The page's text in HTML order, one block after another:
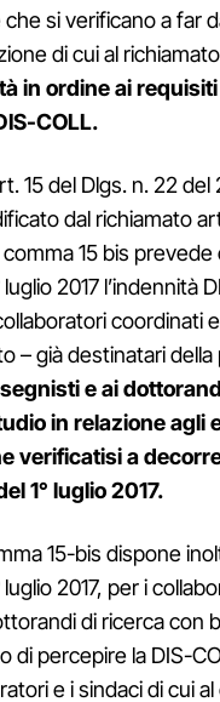
si verificano a far
di cui al
in ordine ai
COLL.
15 del Dlgs. n. 22 del
dal richiamato
comma 15 bis prevede
2017 l’indennità
coordinati
– già destinatari
e ai
in relazione agli
verificatisi a
1° luglio 2017.
15-bis dispone
2017, per i
di ricerca con
di percepire la DIS-
e i sindaci di cui al